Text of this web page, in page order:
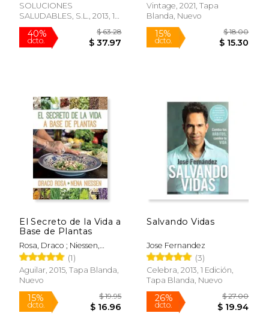
40%
dcto.
$ 31.38
$ 18.83
15%
dcto. $
SOLUCIONES
SALUDABLES, S.L., 2013, 1ª
Edición, Tapa Blanda,
Nuevo
Vintage, 2021, Tapa
Blanda, Nuevo
El Secreto de la Vida a
Base de Plantas
Rosa, Draco ; Niessen,
Nena
(1)
Aguilar, 2015, Tapa Blanda,
Nuevo
Salvando Vidas
Jose Fernandez
(3)
Celebra, 2013, 1 Edición,
Tapa Blanda, Nuevo